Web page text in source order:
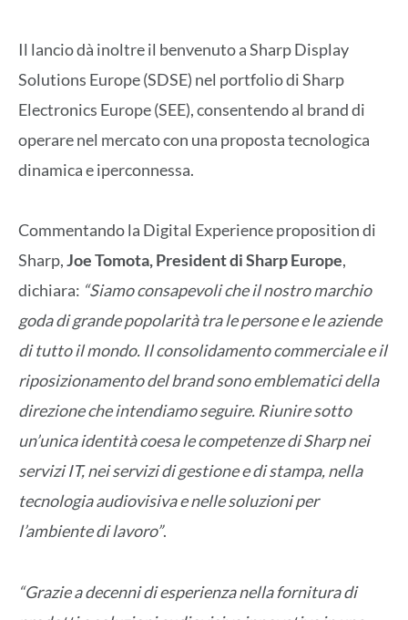
Il lancio dà inoltre il benvenuto a Sharp Display
Solutions Europe (SDSE) nel portfolio di Sharp
Electronics Europe (SEE), consentendo al brand di
operare nel mercato con una proposta tecnologica
dinamica e iperconnessa.
Commentando la Digital Experience proposition di
Sharp,Joe Tomota, President di Sharp Europe,
dichiara: “Siamo consapevoli che il nostro marchio
goda di grande popolarità tra le persone e le aziende
di tutto il mondo. Il consolidamento commerciale e il
riposizionamento del brand sono emblematici della
direzione che intendiamo seguire. Riunire sotto
un’unica identità coesa le competenze di Sharp nei
servizi IT, nei servizi di gestione e di stampa, nella
tecnologia audiovisiva e nelle soluzioni per
l’ambiente di lavoro”.
“Grazie a decenni di esperienza nella fornitura di